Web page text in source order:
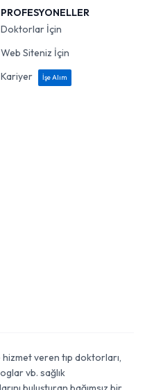
PROFESYONELLER
Doktorlar İçin
Web Siteniz İçin
Kariyer
İşe Alım
veren tıp doktorları,
vb. sağlık